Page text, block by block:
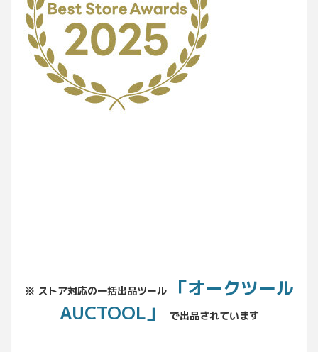
※ ストア対応の一括出品ツール
「オークツール
AUCTOOL」
で出品されています